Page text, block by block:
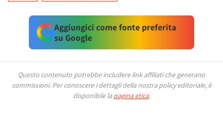
Aggiungici come fonte preferita
su Google
Questo contenuto potrebbe includere link affiliati che generano
commissioni. Per conoscere i dettagli della nostra policy editoriale, è
disponibile la pagina etica.